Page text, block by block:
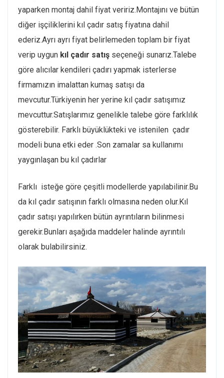
yaparken montaj dahil fiyat veririz.Montajını ve bütün
diğer işçiliklerini kıl çadır satış fiyatına dahil
ederiz.Ayrı ayrı fiyat belirlemeden toplam bir fiyat
verip uygun kıl çadır satış seçeneği sunarız.Talebe
göre alıcılar kendileri çadırı yapmak isterlerse
firmamızın imalattan kumaş satışı da
mevcutur.Türkiyenin her yerine kıl çadır satışımız
mevcuttur.Satışlarımız genelikle talebe göre farklılık
gösterebilir. Farklı büyüklükteki ve istenilen çadır
modeli buna etki eder .Son zamalar sa kullanımı
yaygınlaşan bu kıl çadırlar
Farklı isteğe göre çeşitli modellerde yapılabilinir.Bu
da kıl çadır satışının farklı olmasına neden olur.Kıl
çadır satışı yapılırken bütün ayrıntıların bilinmesi
gerekir.Bunları aşağıda maddeler halinde ayrıntılı
olarak bulabilirsiniz.